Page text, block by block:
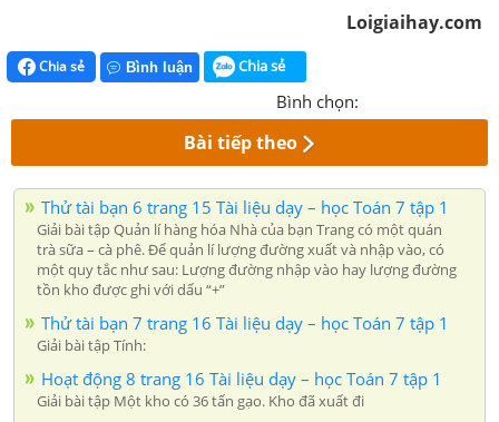
Loigiaihay.com
Chia sẻ Bình luận Chia sẻ
Bình chọn:
Bài tiếp theo
Thử tài bạn 6 trang 15 Tài liệu dạy – học Toán 7 tập 1
Giải bài tập Quản lí hàng hóa Nhà của bạn Trang có một quán
trà sữa – cà phê. Để quản lí lượng đường xuất và nhập vào, có
một quy tắc như sau: Lượng đường nhập vào hay lượng đường
tồn kho được ghi với dấu “+”
Thử tài bạn 7 trang 16 Tài liệu dạy – học Toán 7 tập 1
Giải bài tập Tính:
Hoạt động 8 trang 16 Tài liệu dạy – học Toán 7 tập 1
Giải bài tập Một kho có 36 tấn gạo. Kho đã xuất đi